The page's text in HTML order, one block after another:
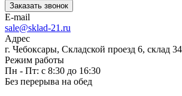
Заказать звонок
E-mail
sale@sklad-21.ru
Адрес
г. Чебоксары, Складской проезд 6, склад 34
Режим работы
Пн - Пт: с 8:30 до 16:30
Без перерыва на обед